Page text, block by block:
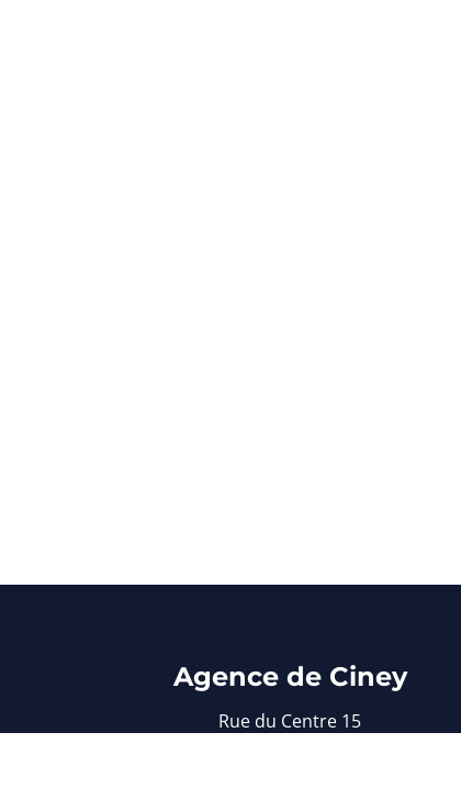
Agence de Ciney
Rue du Centre 15